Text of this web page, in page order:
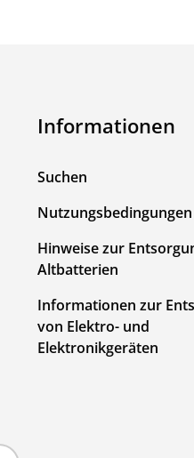
Informationen
Suchen
Nutzungsbedingungen
Hinweise zur
Altbatterien
Informationen zur
von Elektro- und
Elektronikgeräten